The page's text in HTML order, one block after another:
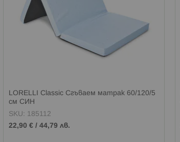
LORELLI Classic Сгъваем матрак 60/120/5
см СИН
SKU: 185112
22,90 € / 44,79 лв.